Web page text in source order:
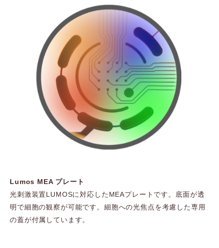
Lumos MEA プレート
光刺激装置LUMOSに対応したMEAプレートです。底面が透
明で細胞の観察が可能です。細胞への光焦点を考慮した専用
の蓋が付属しています。